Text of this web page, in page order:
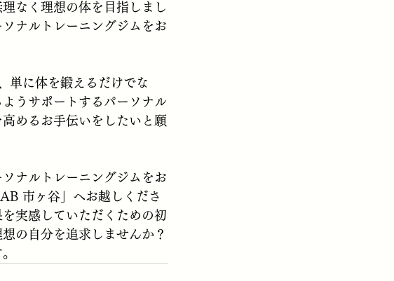
なく理想の体を目指しまし
ナルトレーニングジムをお
単に体を鍛えるだけでな
うサポートするパーソナル
めるお手伝いをしたいと願
ナルトレーニングジムをお
市ヶ谷」へお越しくださ
実感していただくための初
の自分を追求しませんか？